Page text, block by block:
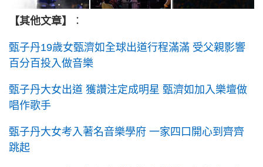
【其他文章】 ：
甄子丹19歲女甄濟如全球出道行程滿滿 受父親影響
百分百投入做音樂
甄子丹大女出道 獲讚注定成明星 甄濟如加入樂壇做
唱作歌手
甄子丹大女考入著名音樂學府 一家四口開心到齊齊
跳起